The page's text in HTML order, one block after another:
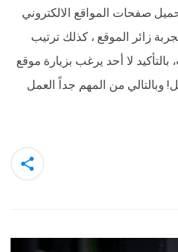
صفحات المواقع الالكتروني
زائر الموقع ، كذلك ترتيب
لا أحد يرغب بزيارة موقع
وبالتالي من المهم جداً العمل